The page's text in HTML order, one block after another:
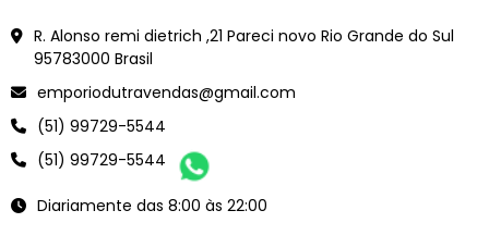
R. Alonso remi dietrich ,21 Pareci novo Rio Grande do Sul
95783000 Brasil
emporiodutravendas@gmail.com
(51) 99729-5544
(51) 99729-5544
Diariamente das 8:00 às 22:00